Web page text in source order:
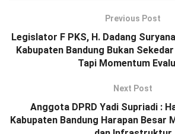
Previous Post
Legislator F PKS, H. Dadang
Kabupaten Bandung Bukan
Tapi Momentum
Next Post
Anggota DPRD Yadi Supriadi :
Kabupaten Bandung Harapan Besar